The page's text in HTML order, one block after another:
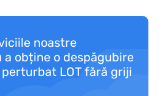
noastre
obține o despăgubire
LOT fără griji